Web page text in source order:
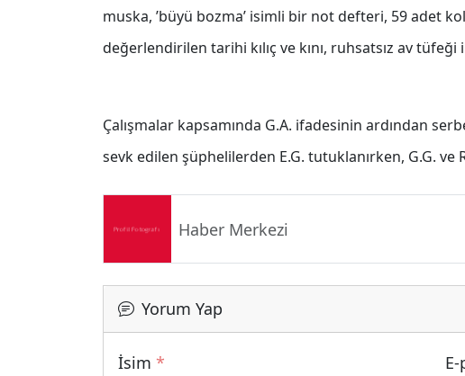
muska, ’büyü bozma’ isimli bir not defteri, 59 adet
değerlendirilen tarihi kılıç ve kını, ruhsatsız av
Çalışmalar kapsamında G.A. ifadesinin ardından
sevk edilen şüphelilerden E.G. tutuklanırken, G.G. ve
Haber Merkezi
Yorum Yap
İsim *